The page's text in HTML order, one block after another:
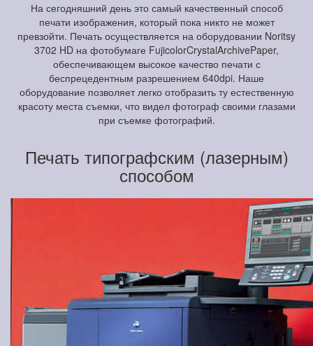
На сегодняшний день это самый качественный способ
печати изображения, который пока никто не может
превзойти. Печать осуществляется на оборудовании Noritsy
3702 HD на фотобумаге FujicolorCrystalArchivePaper,
обеспечивающем высокое качество печати с
беспрецедентным разрешением 640dpi. Наше
оборудование позволяет легко отобразить ту естественную
красоту места съемки, что видел фотограф своими глазами
при съемке фотографий.
Печать типографским (лазерным)
способом